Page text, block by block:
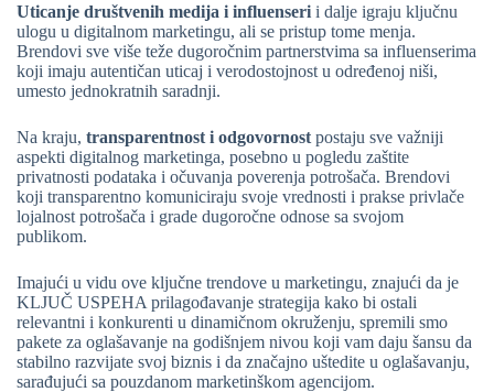
Uticanje društvenih medija i influenseri i dalje igraju ključnu
ulogu u digitalnom marketingu, ali se pristup tome menja.
Brendovi sve više teže dugoročnim partnerstvima sa influenserima
koji imaju autentičan uticaj i verodostojnost u određenoj niši,
umesto jednokratnih saradnji.
Na kraju, transparentnost i odgovornost postaju sve važniji
aspekti digitalnog marketinga, posebno u pogledu zaštite
privatnosti podataka i očuvanja poverenja potrošača. Brendovi
koji transparentno komuniciraju svoje vrednosti i prakse privlače
lojalnost potrošača i grade dugoročne odnose sa svojom
publikom.
Imajući u vidu ove ključne trendove u marketingu, znajući da je
KLJUČ USPEHA prilagođavanje strategija kako bi ostali
relevantni i konkurenti u dinamičnom okruženju, spremili smo
pakete za oglašavanje na godišnjem nivou koji vam daju šansu da
stabilno razvijate svoj biznis i da značajno uštedite u oglašavanju,
sarađujući sa pouzdanom marketinškom agencijom.